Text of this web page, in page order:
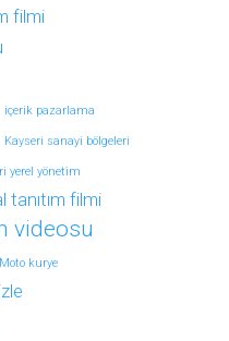
filmi
içerik pazarlama
Kayseri sanayi bölgeleri
yerel yönetim
tanıtım filmi
videosu
Moto kurye